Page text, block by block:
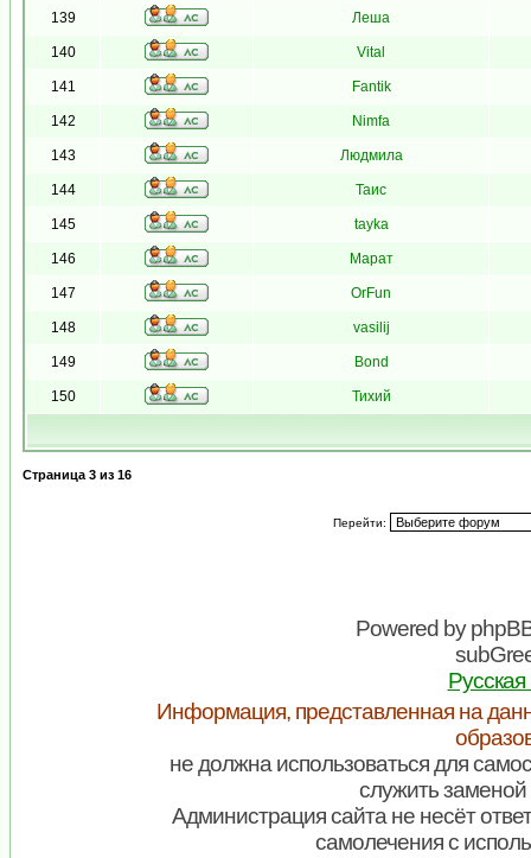
139 Леша
140 Vital
141 Fantik
142 Nimfa
143 Людмила
144 Таис
145 tayka
146 Марат
147 OrFun
148 vasilij
149 Bond
150 Тихий
Страница 3 из 16
Перейти:
Powered by
Информация, представленная на
не должна использоваться для
служить заменой
Администрация сайта не несёт
самолечения с